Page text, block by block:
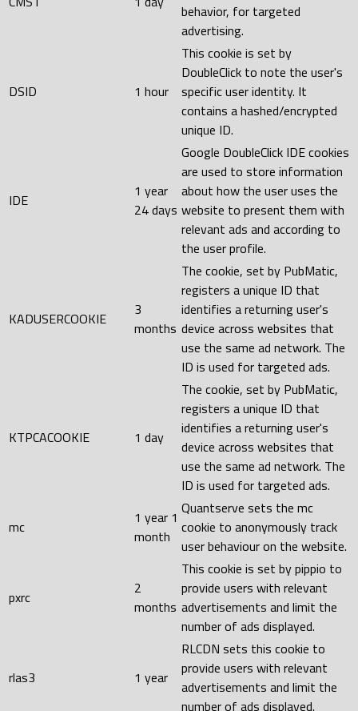
behavior, for targeted
advertising.
DSID 1 hour
This cookie is set by
DoubleClick to note the user's
specific user identity. It
contains a hashed/encrypted
unique ID.
IDE
1 year
24 days
Google DoubleClick IDE cookies
are used to store information
about how the user uses the
website to present them with
relevant ads and according to
the user profile.
KADUSERCOOKIE
3
months
The cookie, set by PubMatic,
registers a unique ID that
identifies a returning user's
device across websites that
use the same ad network. The
ID is used for targeted ads.
KTPCACOOKIE 1 day
The cookie, set by PubMatic,
registers a unique ID that
identifies a returning user's
device across websites that
use the same ad network. The
ID is used for targeted ads.
mc
1 year 1
month
Quantserve sets the mc
cookie to anonymously track
user behaviour on the website.
pxrc
2
months
This cookie is set by pippio to
provide users with relevant
advertisements and limit the
number of ads displayed.
rlas3 1 year
RLCDN sets this cookie to
provide users with relevant
advertisements and limit the
number of ads displayed.